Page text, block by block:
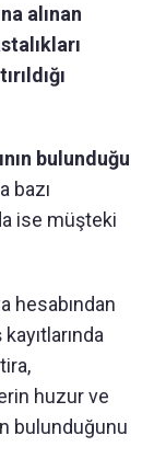
alınan
bulunduğu
bazı
ise müşteki
hesabından
huzur ve
bulunduğunu